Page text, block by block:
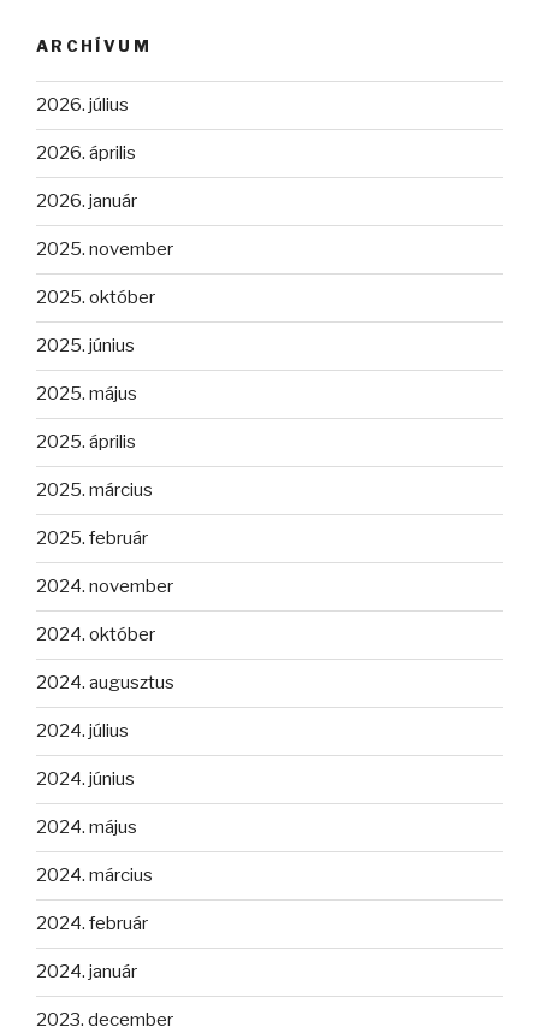
ARCHÍVUM
2026. július
2026. április
2026. január
2025. november
2025. október
2025. június
2025. május
2025. április
2025. március
2025. február
2024. november
2024. október
2024. augusztus
2024. július
2024. június
2024. május
2024. március
2024. február
2024. január
2023. december